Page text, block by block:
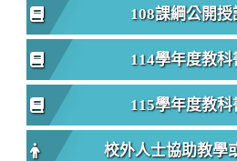
108課綱公開授
114學年度教科
115學年度教科
校外人士協助教學